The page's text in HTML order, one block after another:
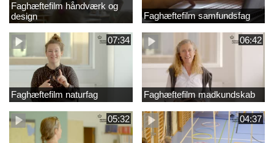
Faghæftefilm håndværk og
design
Faghæftefilm samfundsfag
07:34
Faghæftefilm naturfag
06:42
Faghæftefilm madkundskab
05:32 04:37